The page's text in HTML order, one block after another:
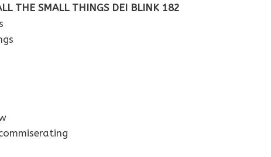
THE SMALL THINGS DEI BLINK 182